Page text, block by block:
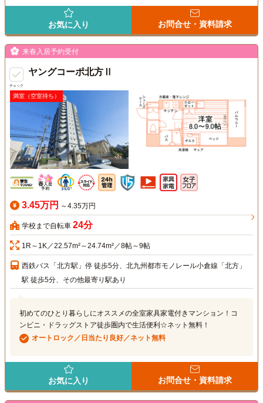
お気に入り お問合せ・資料請求
チェック
来春入居予約受付
ヤングコーポ北方Ⅱ
満室（空室待ち）
3.45万円 ～4.35万円
学校まで自転車 24分
1R～1K／22.57m²～24.74m²／8帖～9帖
西鉄バス「北方駅」停 徒歩5分、北九州都市モノレール小倉線「北方」
駅 徒歩5分、その他最寄り駅あり
初めてのひとり暮らしにオススメの全室家具家電付きマンション！コ
ンビニ・ドラッグストア徒歩圏内で生活便利☆ネット無料！
オートロック／日当たり良好／ネット無料
お気に入り お問合せ・資料請求